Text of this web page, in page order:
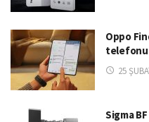
Oppo
telefonu
25
Sigma